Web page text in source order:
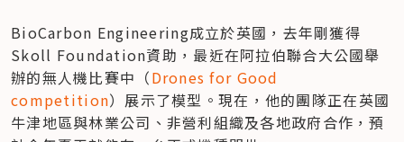
BioCarbon Engineering成立於英國，去年剛獲得
Skoll Foundation資助，最近在阿拉伯聯合大公國舉
辦的無人機比賽中（Drones for Good
competition）展示了模型。現在，他的團隊正在英國
牛津地區與林業公司、非營利組織及各地政府合作，預